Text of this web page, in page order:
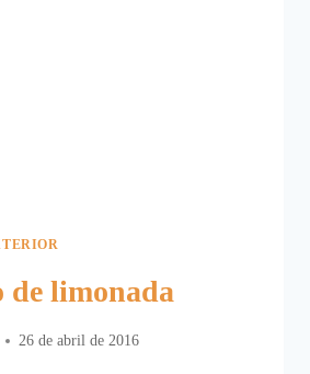
de limonada
26 de abril de 2016